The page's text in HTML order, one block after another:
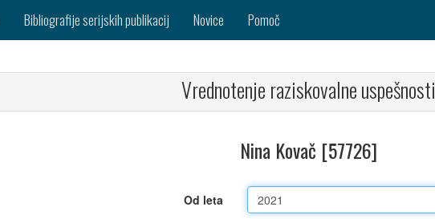
Bibliografije serijskih publikacij Novice Pomoč
Vrednotenje raziskovalne uspešnosti
Nina Kovač [57726]
Od leta